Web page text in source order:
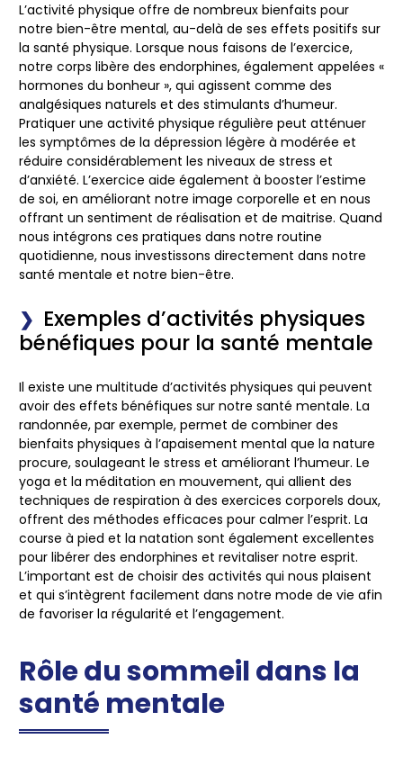
L’activité physique offre de nombreux bienfaits pour
notre bien-être mental, au-delà de ses effets positifs sur
la santé physique. Lorsque nous faisons de l’exercice,
notre corps libère des endorphines, également appelées «
hormones du bonheur », qui agissent comme des
analgésiques naturels et des stimulants d’humeur.
Pratiquer une activité physique régulière peut atténuer
les symptômes de la dépression légère à modérée et
réduire considérablement les niveaux de stress et
d’anxiété. L’exercice aide également à booster l’estime
de soi, en améliorant notre image corporelle et en nous
offrant un sentiment de réalisation et de maitrise. Quand
nous intégrons ces pratiques dans notre routine
quotidienne, nous investissons directement dans notre
santé mentale et notre bien-être.
Exemples d’activités physiques
bénéfiques pour la santé mentale
Il existe une multitude d’activités physiques qui peuvent
avoir des effets bénéfiques sur notre santé mentale. La
randonnée, par exemple, permet de combiner des
bienfaits physiques à l’apaisement mental que la nature
procure, soulageant le stress et améliorant l’humeur. Le
yoga et la méditation en mouvement, qui allient des
techniques de respiration à des exercices corporels doux,
offrent des méthodes efficaces pour calmer l’esprit. La
course à pied et la natation sont également excellentes
pour libérer des endorphines et revitaliser notre esprit.
L’important est de choisir des activités qui nous plaisent
et qui s’intègrent facilement dans notre mode de vie afin
de favoriser la régularité et l’engagement.
Rôle du sommeil dans la
santé mentale